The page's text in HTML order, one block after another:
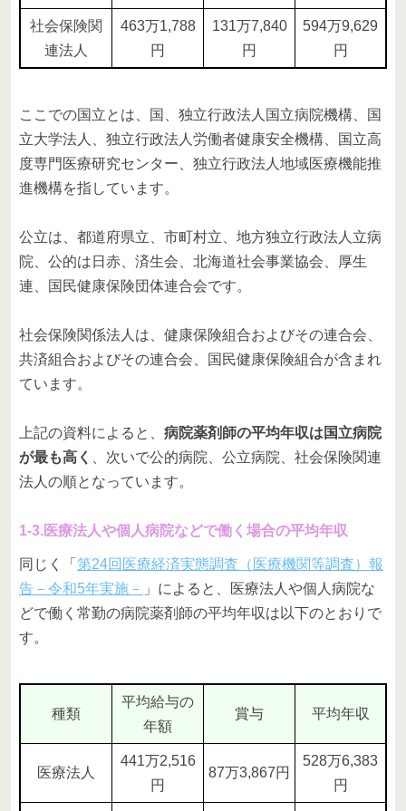
社会保険関
連法人
463万1,788
円
131万7,840
円
594万9,629
円
ここでの国立とは、国、独立行政法人国立病院機構、国
立大学法人、独立行政法人労働者健康安全機構、国立高
度専門医療研究センター、独立行政法人地域医療機能推
進機構を指しています。
公立は、都道府県立、市町村立、地方独立行政法人立病
院、公的は日赤、済生会、北海道社会事業協会、厚生
連、国民健康保険団体連合会です。
社会保険関係法人は、健康保険組合およびその連合会、
共済組合およびその連合会、国民健康保険組合が含まれ
ています。
上記の資料によると、 病院薬剤師の平均年収は国立病院
が最も高く
、次いで公的病院、公立病院、社会保険関連
法人の順となっています。
1-3.医療法人や個人病院などで働く場合の平均年収
同じく「 第24回医療経済実態調査（医療機関等調査）報
告－令和5年実施－ 」によると、医療法人や個人病院な
どで働く常勤の病院薬剤師の平均年収は以下のとおりで
す。
種類
平均給与の
年額
賞与 平均年収
医療法人
441万2,516
円
87万3,867円
528万6,383
円